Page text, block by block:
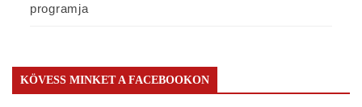
programja
KÖVESS MINKET A FACEBOOKON